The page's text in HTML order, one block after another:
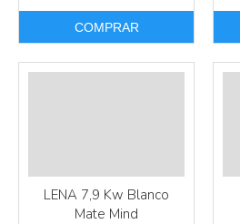
COMPRAR
LENA 7,9 Kw Blanco
Mate Mind